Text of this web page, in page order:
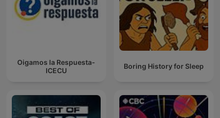
Oigamos la Respuesta-
ICECU
Boring History for Sleep